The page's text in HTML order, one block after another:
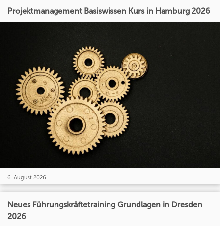
Projektmanagement Basiswissen Kurs in Hamburg 2026
6. August 2026
Neues Führungskräftetraining Grundlagen in Dresden
2026